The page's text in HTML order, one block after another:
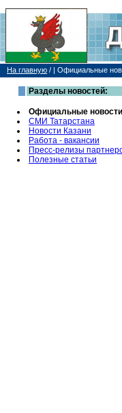
На главную / | Официальные
Разделы новостей:
Официальные новости
СМИ Татарстана
Новости Казани
Работа - вакансии
Пресс-релизы
Полезные статьи